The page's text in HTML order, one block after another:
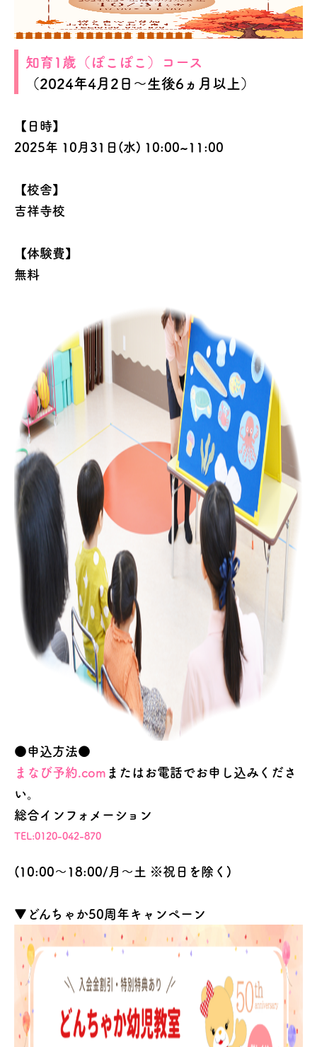
知育1歳（ぽこぽこ）コース
（2024年4月2日～生後6ヵ月以上）
【日時】
2025年 10月31日(水) 10:00~11:00
【校舎】
吉祥寺校
【体験費】
無料
●申込方法●
まなび予約.com またはお電話でお申し込みくださ
い。
総合インフォメーション
TEL:0120-042-870
(10:00～18:00/月～土 ※祝日を除く)
▼どんちゃか50周年キャンペーン